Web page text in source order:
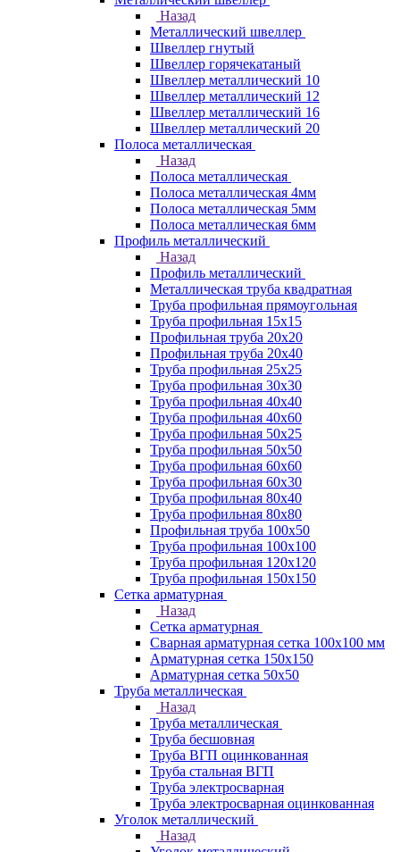
Назад
Металлический швеллер
Швеллер гнутый
Швеллер горячекатаный
Швеллер металлический 10
Швеллер металлический 12
Швеллер металлический 16
Швеллер металлический 20
Полоса металлическая
Назад
Полоса металлическая
Полоса металлическая 4мм
Полоса металлическая 5мм
Полоса металлическая 6мм
Профиль металлический
Назад
Профиль металлический
Металлическая труба квадратная
Труба профильная прямоугольная
Труба профильная 15х15
Профильная труба 20х20
Профильная труба 20х40
Труба профильная 25х25
Труба профильная 30x30
Труба профильная 40х40
Труба профильная 40х60
Труба профильная 50х25
Труба профильная 50х50
Труба профильная 60x60
Труба профильная 60х30
Труба профильная 80х40
Труба профильная 80х80
Профильная труба 100х50
Труба профильная 100х100
Труба профильная 120х120
Труба профильная 150х150
Сетка арматурная
Назад
Сетка арматурная
Сварная арматурная сетка 100х100 мм
Арматурная сетка 150х150
Арматурная сетка 50х50
Труба металлическая
Назад
Труба металлическая
Труба бесшовная
Труба ВГП оцинкованная
Труба стальная ВГП
Труба электросварная
Труба электросварная оцинкованная
Уголок металлический
Назад